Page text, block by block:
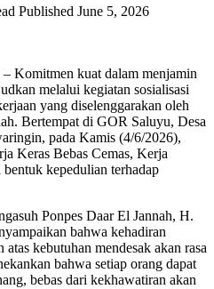
Published June 5, 2026
Komitmen kuat dalam menjamin
melalui kegiatan sosialisasi
yang diselenggarakan oleh
Bertempat di GOR Saluyu, Desa
pada Kamis (4/6/2026),
Keras Bebas Cemas, Kerja
kepedulian terhadap
Ponpes Daar El Jannah, H.
bahwa kehadiran
kebutuhan mendesak akan rasa
bahwa setiap orang dapat
bebas dari kekhawatiran akan